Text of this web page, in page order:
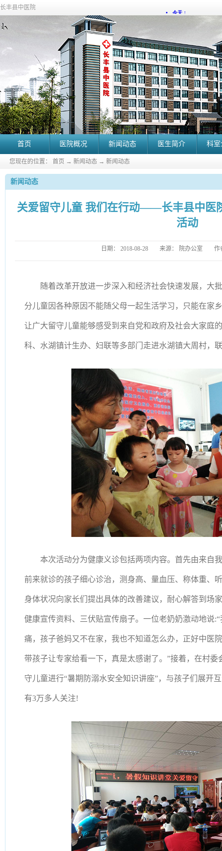
长丰县中医院
首页 医院概况 新闻动态 医生简介 科
您现在的位置： 首页 → 新闻动态 → 新闻动态
新闻动态
关爱留守儿童 我们在行动——长丰县中医
活动
日期： 2018-08-28 来源： 院办公室 作
随着改革开放进一步深入和经济社会快速发展，大
分儿童因各种原因不能随父母一起生活学习，只能在家
让广大留守儿童能够感受到来自党和政府及社会大家庭
科、水湖镇计生办、妇联等多部门走进水湖镇大周村，
本次活动分为健康义诊包括两项内容。首先由来自
前来就诊的孩子细心诊治，测身高、量血压、称体重、
身体状况向家长们提出具体的改善建议，耐心解答到场
健康宣传资料、三伏贴宣传扇子。一位老奶奶激动地说
痛，孩子爸妈又不在家，我也不知道怎么办，正好中医
带孩子让专家给看一下，真是太感谢了。”接着，在村
守儿童进行“暑期防溺水安全知识讲座”，与孩子们展开
有3万多人关注!